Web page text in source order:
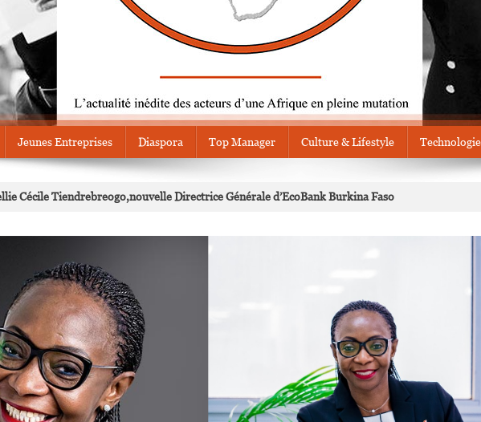
Jeunes Entreprises Diaspora Top Manager Culture & Lifestyle
Cécile Tiendrebreogo,nouvelle Directrice Générale d’EcoBank Burkina Faso